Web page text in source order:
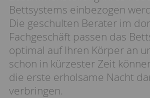
Bettsystems einbezogen
Die geschulten Berater im
Fachgeschäft passen das
optimal auf Ihren Körper an
schon in kürzester Zeit
die erste erholsame Nacht
verbringen.